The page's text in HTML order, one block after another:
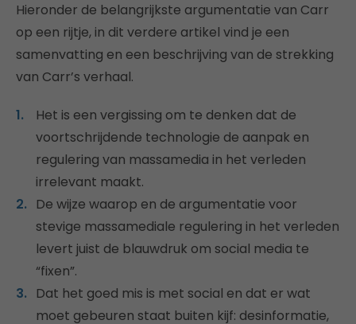
Hieronder de belangrijkste argumentatie van Carr
op een rijtje, in dit verdere artikel vind je een
samenvatting en een beschrijving van de strekking
van Carr’s verhaal.
Het is een vergissing om te denken dat de
voortschrijdende technologie de aanpak en
regulering van massamedia in het verleden
irrelevant maakt.
De wijze waarop en de argumentatie voor
stevige massamediale regulering in het verleden
levert juist de blauwdruk om social media te
“fixen”.
Dat het goed mis is met social en dat er wat
moet gebeuren staat buiten kijf: desinformatie,